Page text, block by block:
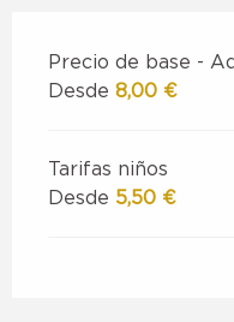
Precio de base -
Desde 8,00 €
Tarifas niños
Desde 5,50 €